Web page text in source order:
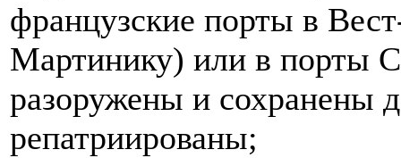
французские порты в
Мартинику) или в порты
разоружены и сохранены
репатриированы;